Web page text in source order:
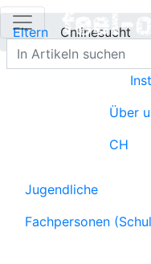
Eltern Onlinesucht
Über
CH
Jugendliche
Fachpersonen